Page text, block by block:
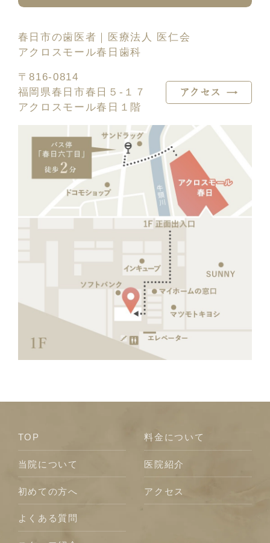
春日市の歯医者｜医療法人 医仁会
アクロスモール春日歯科
〒816-0814
福岡県春日市春日５-１７
アクロスモール春日１階
アクセス
TOP
当院について
初めての⽅へ
よくある質問
料⾦について
医院紹介
アクセス